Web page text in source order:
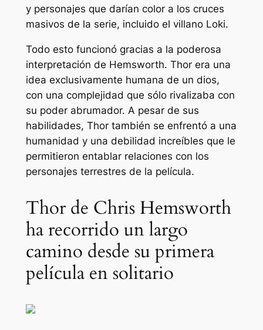
y personajes que darían color a los cruces
masivos de la serie, incluido el villano Loki.
Todo esto funcionó gracias a la poderosa
interpretación de Hemsworth. Thor era una
idea exclusivamente humana de un dios,
con una complejidad que sólo rivalizaba con
su poder abrumador. A pesar de sus
habilidades, Thor también se enfrentó a una
humanidad y una debilidad increíbles que le
permitieron entablar relaciones con los
personajes terrestres de la película.
Thor de Chris Hemsworth
ha recorrido un largo
camino desde su primera
película en solitario